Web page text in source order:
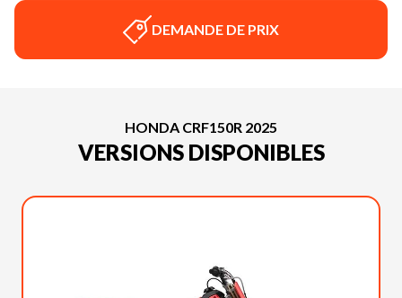
DEMANDE DE PRIX
HONDA CRF150R 2025
VERSIONS DISPONIBLES